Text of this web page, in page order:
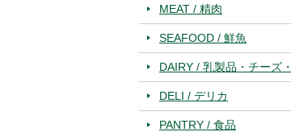
MEAT / 精肉
SEAFOOD / 鮮魚
DAIRY / 乳製品・チーズ
DELI / デリカ
PANTRY / 食品